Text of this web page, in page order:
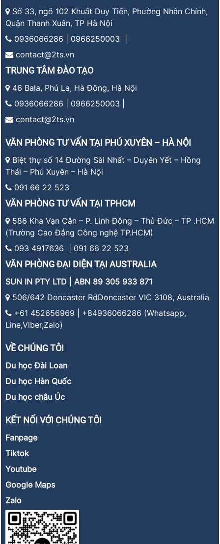
Số 33, ngõ 102 Khuất Duy Tiến, Phường Nhân Chính,
Quận Thanh Xuân, TP Hà Nội
0936066286 | 0966250003 |
contact@2ts.vn
TRUNG TÂM ĐÀO TẠO
46 Bala, Phú La, Hà Đông, Hà Nội
0936066286 | 0966250003 |
contact@2ts.vn
VĂN PHÒNG TƯ VẤN TẠI PHÚ XUYÊN – HÀ NỘI
Biệt thự số 14 Đường Sài Nhất – Duyên Yết – Hồng
Thái – Phú Xuyên – Hà Nội
091 66 22 523
VĂN PHÒNG TƯ VẤN TẠI TPHCM
586 Kha Vạn Cân – P. Linh Đông – Thủ Đức – TP .HCM
(Trường Cao Đẳng Công nghệ TP.HCM)
093 4917636 | 091 66 22 523
VĂN PHÒNG ĐẠI DIỆN TẠI AUSTRALIA
SUN IN PTY LTD | ABN 89 305 933 871
506/642 Doncaster RdDoncaster VIC 3108, Australia
+61 452656969 | +84936066286 (Whatsapp,
Line,Viber,Zalo)
VỀ CHÚNG TÔI
Du học Đài Loan
Du học Hàn Quốc
Du học châu Úc
KẾT NỐI VỚI CHÚNG TÔI
Fanpage
Tiktok
Youtube
Google Maps
Zalo